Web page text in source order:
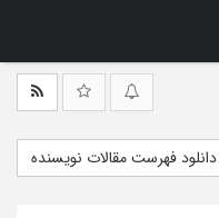
دانلود فهرست مقالات نویسنده